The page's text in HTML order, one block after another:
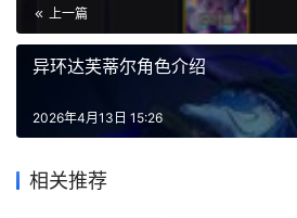
上一篇
异环达芙蒂尔角色介绍
2026年4月13日 15:26
相关推荐